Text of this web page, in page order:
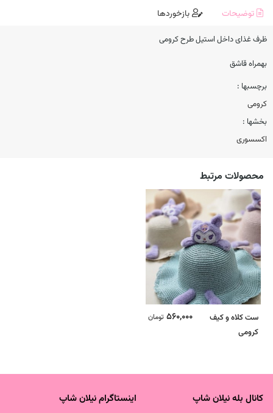
توضیحات بازخوردها
ظرف غذای داخل استیل طرح کرومی
بهمراه قاشق
برچسبها :
کرومی
بخشها :
اکسسوری
محصولات مرتبط
ست کلاه و کیف
کرومی
560,000 تومان
کانال بله نیلان شاپ
اینستاگرام نیلان شاپ